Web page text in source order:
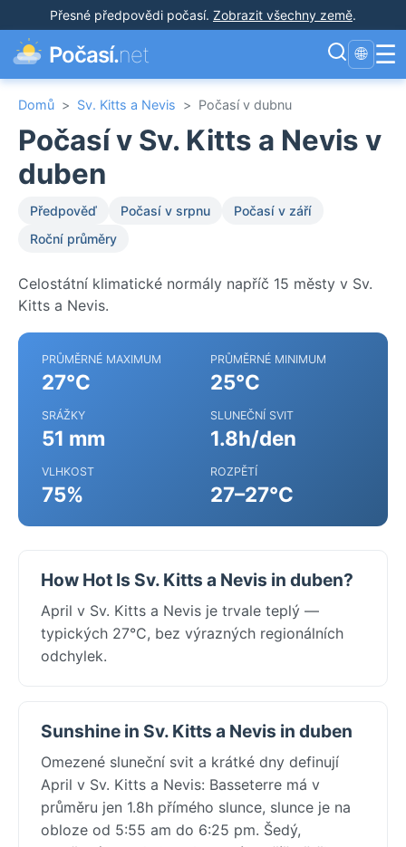
Přesné předpovědi počasí. Zobrazit všechny země.
Počasí.net 🌐 ☰
Domů > Sv. Kitts a Nevis > Počasí v dubnu
Počasí v Sv. Kitts a Nevis v
duben
Předpověď Počasí v srpnu
Počasí v září
Roční průměry
Celostátní klimatické normály napříč 15 městy v Sv.
Kitts a Nevis.
PRŮMĚRNÉ MAXIMUM
27°C
PRŮMĚRNÉ MINIMUM
25°C
SRÁŽKY
51 mm
SLUNEČNÍ SVIT
1.8h/den
VLHKOST
75%
ROZPĚTÍ
27–27°C
How Hot Is Sv. Kitts a Nevis in duben?
April v Sv. Kitts a Nevis je trvale teplý —
typických 27°C, bez výrazných regionálních
odchylek.
Sunshine in Sv. Kitts a Nevis in duben
Omezené sluneční svit a krátké dny definují
April v Sv. Kitts a Nevis: Basseterre má v
průměru jen 1.8h přímého slunce, slunce je na
obloze od 5:55 am do 6:25 pm. Šedý,